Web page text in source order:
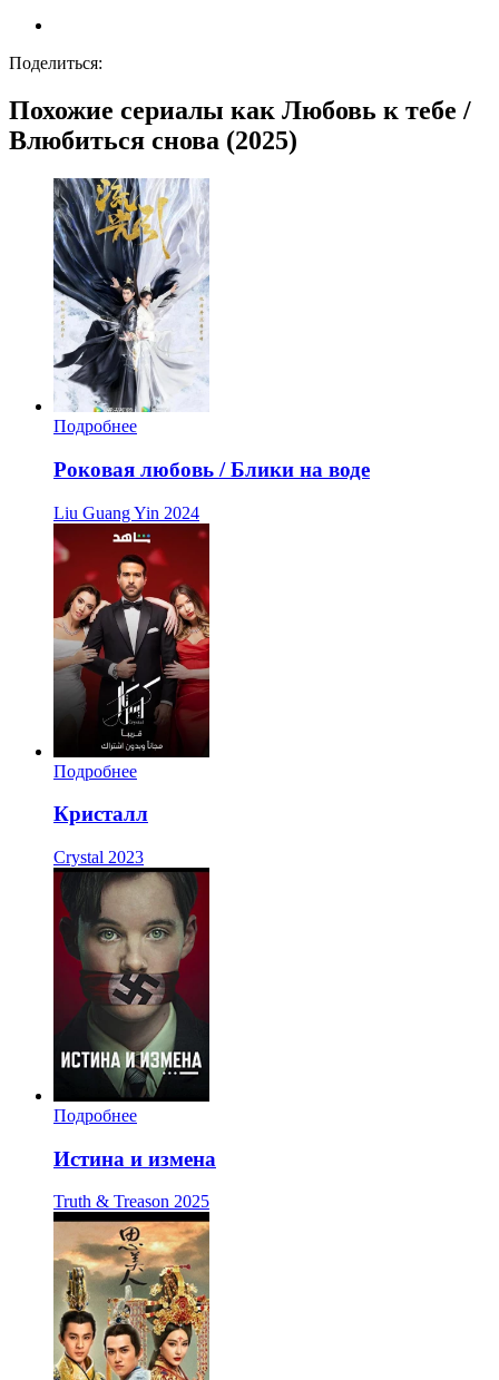
Поделиться:
Похожие сериалы как Любовь к тебе /
Влюбиться снова (2025)
Подробнее
Роковая любовь / Блики на воде
Liu Guang Yin 2024
Подробнее
Кристалл
Crystal 2023
Подробнее
Истина и измена
Truth & Treason 2025